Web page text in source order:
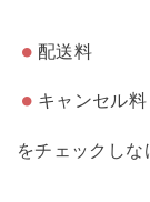
配送料
キャンセル料
をチェックしな